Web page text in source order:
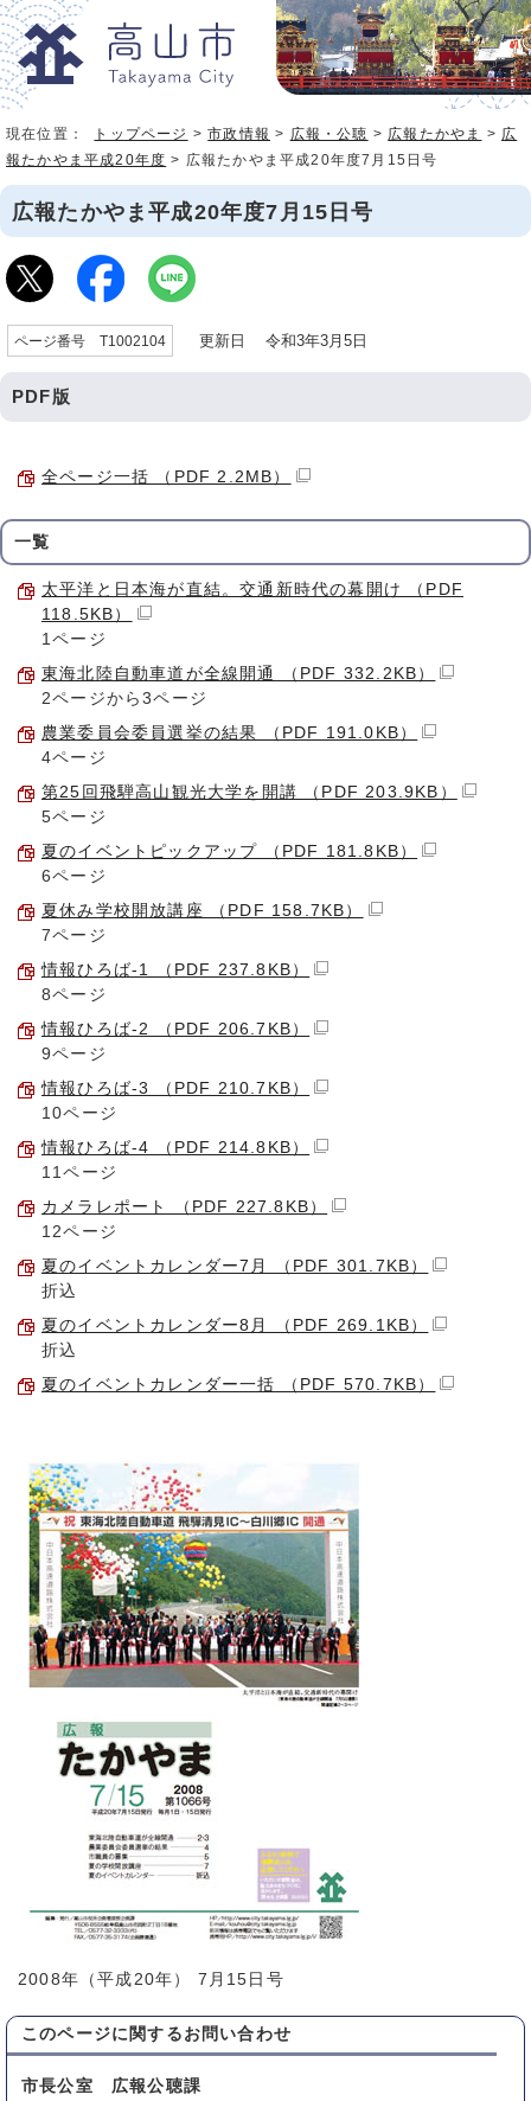
現在位置： トップページ >市政情報 > 広報・公聴 > 広報たかやま > 広
報たかやま平成20年度 > 広報たかやま平成20年度7月15日号
広報たかやま平成20年度7月15日号
ページ番号 T1002104 更新日 令和3年3月5日
PDF版
全ページ一括 （PDF 2.2MB）
一覧
太平洋と日本海が直結。交通新時代の幕開け （PDF
118.5KB）
1ページ
東海北陸自動車道が全線開通 （PDF 332.2KB）
2ページから3ページ
農業委員会委員選挙の結果 （PDF 191.0KB）
4ページ
第25回飛騨高山観光大学を開講 （PDF 203.9KB）
5ページ
夏のイベントピックアップ （PDF 181.8KB）
6ページ
夏休み学校開放講座 （PDF 158.7KB）
7ページ
情報ひろば-1 （PDF 237.8KB）
8ページ
情報ひろば-2 （PDF 206.7KB）
9ページ
情報ひろば-3 （PDF 210.7KB）
10ページ
情報ひろば-4 （PDF 214.8KB）
11ページ
カメラレポート （PDF 227.8KB）
12ページ
夏のイベントカレンダー7月 （PDF 301.7KB）
折込
夏のイベントカレンダー8月 （PDF 269.1KB）
折込
夏のイベントカレンダー一括 （PDF 570.7KB）
2008年（平成20年） 7月15日号
このページに関する お問い合わせ
市長公室 広報公聴課